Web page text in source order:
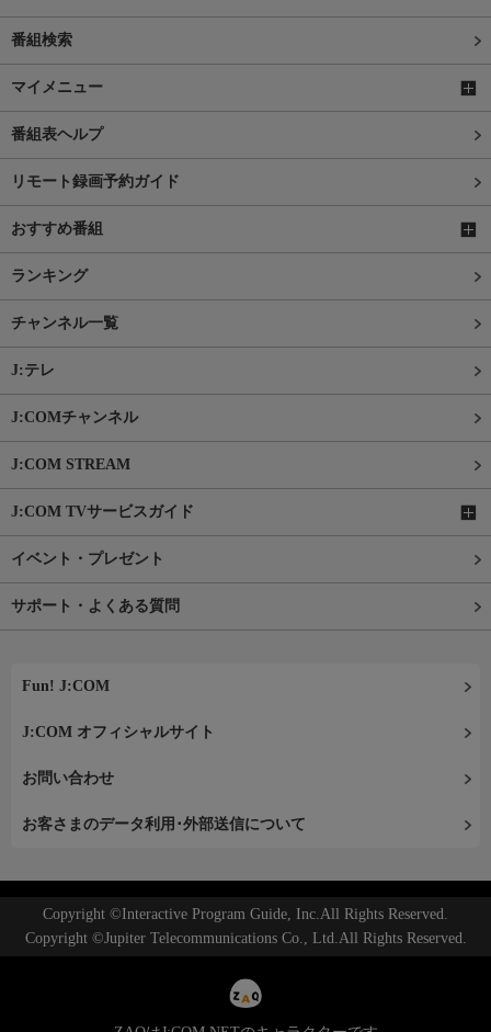
番組検索
マイメニュー
番組表ヘルプ
リモート録画予約ガイド
おすすめ番組
ランキング
チャンネル一覧
J:テレ
J:COMチャンネル
J:COM STREAM
J:COM TVサービスガイド
イベント・プレゼント
サポート・よくある質問
Fun! J:COM
J:COM オフィシャルサイト
お問い合わせ
お客さまのデータ利用･外部送信について
Copyright ©Interactive Program Guide, Inc.All Rights Reserved.
Copyright ©Jupiter Telecommunications Co., Ltd.All Rights Reserved.